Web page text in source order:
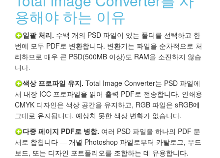
용해야 하는 이유
일괄 처리. 수백 개의 PSD 파일이 있는 폴더를 선택하고 한
번에 모두 PDF로 변환합니다. 변환기는 파일을 순차적으로 처
리하므로 매우 큰 PSD(500MB 이상)도 RAM을 소진하지 않습
니다.
색상 프로파일 유지. Total Image Converter는 PSD 파일에
서 내장 ICC 프로파일을 읽어 출력 PDF로 전송합니다. 인쇄용
CMYK 디자인은 색상 공간을 유지하고, RGB 파일은 sRGB에
그대로 유지됩니다. 예상치 못한 색상 변화가 없습니다.
다중 페이지 PDF로 병합. 여러 PSD 파일을 하나의 PDF 문
서로 합칩니다 — 개별 Photoshop 파일로부터 카탈로그, 무드
보드, 또는 디자인 포트폴리오를 조합하는 데 유용합니다.